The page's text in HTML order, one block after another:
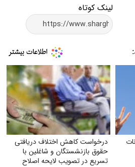
لینک کوتاه
درخواست کاهش اختلاف دریافتی
حقوق بازنشستگان و شاغلین با
تسریع در تصویب لایحه اصلاح